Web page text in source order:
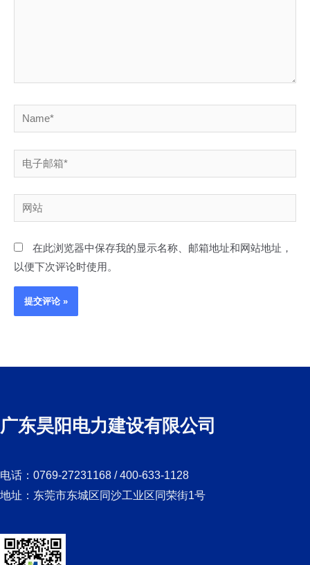
Name*
电
子
邮
箱
网
站
在此浏览器中保存我的显示名称、邮箱地址和网站地址，
以便下次评论时使用。
广东昊阳电力建设有限公司
电话：0769-27231168 / 400-633-1128
地址：东莞市东城区同沙工业区同荣街1号